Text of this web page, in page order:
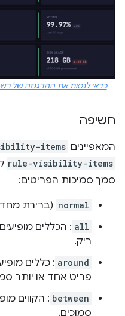
כדאי לנסות את ההדגמה של
חשיפה
המאפיינים items
rule-visibility-items
סמך סמיכות הפריטים:
normal (ברירת
all : הכללים
ריק.
around : כללים
פריט אחד או יותר
between : הקווים
סמוכים.